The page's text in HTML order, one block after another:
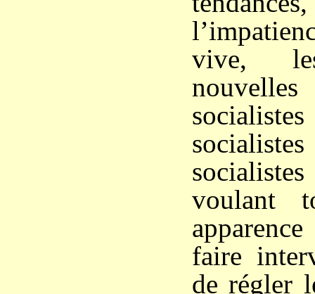
vive,
voulant
faire
de régler